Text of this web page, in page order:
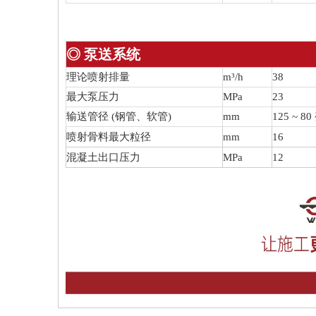
◎ 泵送系统
理论喷射排量 m³/h
38
最大泵压力
MPa
23
输送管径 (钢管、软管)
mm
125 ~ 80
喷射骨料最大粒径
mm
16
混凝土出口压力
MPa 12